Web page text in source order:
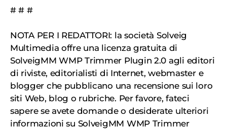
# # #
NOTA PER I REDATTORI: la società Solveig
Multimedia offre una licenza gratuita di
SolveigMM WMP Trimmer Plugin 2.0 agli editori
di riviste, editorialisti di Internet, webmaster e
blogger che pubblicano una recensione sui loro
siti Web, blog o rubriche. Per favore, fateci
sapere se avete domande o desiderate ulteriori
informazioni su SolveigMM WMP Trimmer